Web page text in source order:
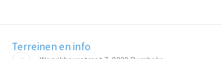
Terreinen en info